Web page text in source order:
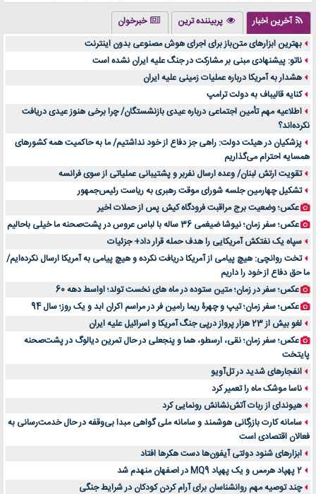
تولید لیوان کاغذی یک کسب‌ و کار پر سود و رو‌ به‌ رشد در بازار ایران
درد زانو بعد از تمرین با تردمیل؟ شاید مشکل از این انتخاب باشد
آینده موسیقی هم‌اکنون در اینجاست
بهترین راه تبلیغات کلینیک زیبایی و افزایش مشتری کدام است؟
مقایسه قالب آسترا با وودمارت و فلت‌سام (فارسی)
خرید سمعک کارکرده یا دست دوم | نکات مهم قبل از تصمیم‌گیری
خرید و فروش قطعات سرور دست دوم در ماهان شبکه ایرانیان
اهمیت انتخاب بهترین وکیل در سعادت آباد برای پرونده‌های حساس و کلان
لیفتراک صفر؛ راهنمای جامع خرید، قیمت و فروش در ایران
راهنمای جامع بهترین کفش ورزشی برای دویدن و استفاده روزمره | بررسی ۱۲ مدل برتر
آخرین اخبار پربیننده ترین
خبرخوان
بهترین ابزارهای متن‌باز برای اجرای هوش مصنوعی بدون اینترنت
ناتو: پیشنهادی مبنی بر مشارکت در جنگ علیه ایران نشده است
هشدار به آمریکا درباره عملیات زمینی علیه ایران
کنایه قالیباف به دولت ترامپ
اطلاعیه مهم تأمین اجتماعی درباره عیدی بازنشستگان/ چرا برخی هنوز عیدی دریافت
نکرده‌اند؟
پزشکیان در هیئت دولت: راهی جز دفاع از خود نداشتیم/ ما به حاکمیت همه کشورهای
همسایه احترام می‌گذاریم
تقویت ارتش لبنان/ وعده ارسال نفربر و پشتیبانی عملیاتی از سوی فرانسه
تشکیل چهارمین جلسه شورای موقت رهبری به ریاست رئیس‌جمهور
عکس؛ وضعیت برج مراقبت فرودگاه کیش پس از حملات اخیر
عکس؛ سفر زمان؛ نیوشا ضیغمی 36 ساله با لباس عروس در پشت‌صحنه ما خیلی باحالیم
سپاه یک نفتکش آمریکایی را هدف حمله قرار داد+ جزئیات
تخت روانچی: هیچ پیامی از آمریکا دریافت نکرده و هیچ پیامی به آمریکا ارسال نکرده‌ایم/
ما حق دفاع از خود را داریم
عکس؛ سفر در زمان؛ متین ستوده در ماه های نخست تولد؛ اواسط دهه 60
عکس؛ سفر زمان؛ تیپ و چهرۀ ریما رامین فر در مراسم اکران ابد و یک روز؛ سال 94
لغو بیش از 23 هزار پرواز درپی جنگ آمریکا و اسرائیل علیه ایران
عکس؛ سفر زمان؛ نقی، ارسطو، هما و پنجعلی در حال تمرین دیالوگ در پشت‌صحنه
پایتخت
انفجارهای شدید در تل‌آویو
ناسا موشک ماه را تعمیر کرد
هیوندای از ربات آتش‌نشانش رونمایی کرد
سامانه کارت بازرگانی هوشمند و سامانه ملی گواهی مبدا بی‌وقفه در حال خدمت‌رسانی به
فعالان اقتصادی است
ابزارهای شنود دولتی آیفون‌ها دست هکرها افتاد
2 پهپاد هرمس و یک پهپاد MQ9 در اصفهان منهدم شد
چند توصیه مهم روانشناسان برای آرام کردن کودکان در شرایط جنگی